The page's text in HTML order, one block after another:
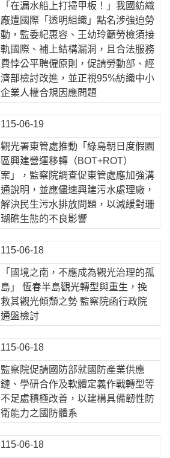
「在漏水船上打掃甲板！」我國紡織
廠遭國際「透明組織」點名涉強迫勞
動，監委紀惠容、王幼玲籲勞檢須接
軌國際、補上結構漏洞，且合法服務
費悖公平聘僱原則，促請勞動部、經
濟部檢討改進，並正視95%紡織中小
企業人權合規因應問題
115-06-19
觀光署東管處推動「綠島朝日度假園
區興建營運移轉（BOT+ROT）
案」，監察院調查促東管處應加強溝
通說明，並應儘速興建污水處理廠，
解決民生污水排放問題，以減緩對珊
瑚礁生態的不良影響
115-06-18
「國境之南，不應成為觀光治理的孤
島」 恆春半島觀光轉型與重生，挽
救其觀光傾頹之勢 監察院函行政院
通盤檢討
115-06-18
監察院促請國防部就國防產業供應
鏈、學研合作及軟體定義作戰轉型等
不足處積極改善，以建構具備韌性防
衛能力之國防體系
115-06-18